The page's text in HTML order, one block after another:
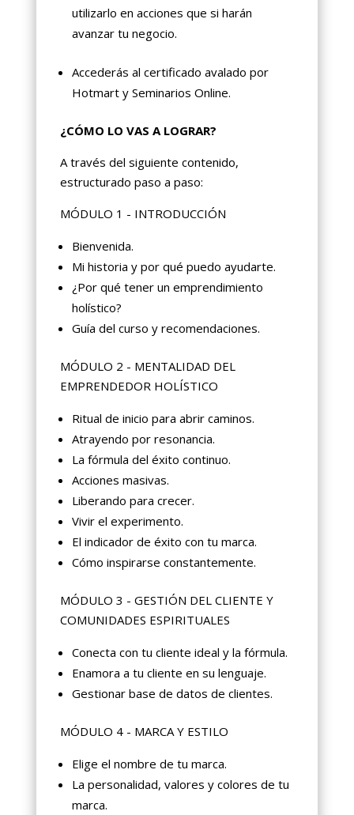
utilizarlo en acciones que si harán
avanzar tu negocio.
Accederás al certificado avalado por
Hotmart y Seminarios Online.
¿CÓMO LO VAS A LOGRAR?
A través del siguiente contenido,
estructurado paso a paso:
MÓDULO 1 - INTRODUCCIÓN
Bienvenida.
Mi historia y por qué puedo ayudarte.
¿Por qué tener un emprendimiento
holístico?
Guía del curso y recomendaciones.
MÓDULO 2 - MENTALIDAD DEL
EMPRENDEDOR HOLÍSTICO
Ritual de inicio para abrir caminos.
Atrayendo por resonancia.
La fórmula del éxito continuo.
Acciones masivas.
Liberando para crecer.
Vivir el experimento.
El indicador de éxito con tu marca.
Cómo inspirarse constantemente.
MÓDULO 3 - GESTIÓN DEL CLIENTE Y
COMUNIDADES ESPIRITUALES
Conecta con tu cliente ideal y la fórmula.
Enamora a tu cliente en su lenguaje.
Gestionar base de datos de clientes.
MÓDULO 4 - MARCA Y ESTILO
Elige el nombre de tu marca.
La personalidad, valores y colores de tu
marca.